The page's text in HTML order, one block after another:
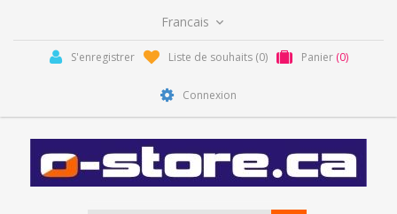
S'enregistrer Liste de souhaits (0) Panier (0)
Connexion